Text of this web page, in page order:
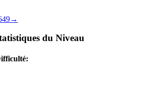
→
du Niveau